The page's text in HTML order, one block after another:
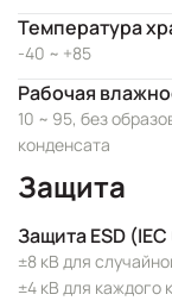
Температура
-40 ~ +85
Рабочая
10 ~ 95, без
конденсата
Защита
Защита ESD
±8 кВ для
±4 кВ для каждого